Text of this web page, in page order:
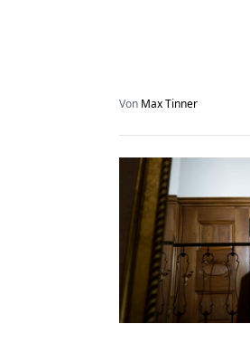
Von Max Tinner